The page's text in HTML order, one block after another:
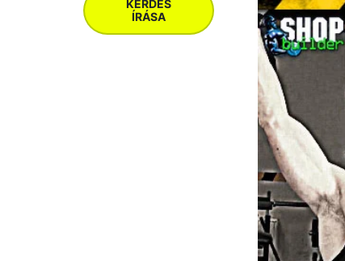
KÉRDÉS
ÍRÁSA